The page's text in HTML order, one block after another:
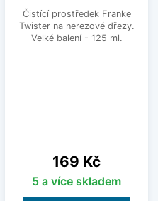
Čistící prostředek Franke
Twister na nerezové dřezy.
Velké balení - 125 ml.
Cena
169 Kč
5 a více skladem